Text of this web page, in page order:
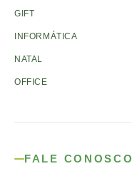
GIFT
INFORMÁTICA
NATAL
OFFICE
FALE CONOSCO